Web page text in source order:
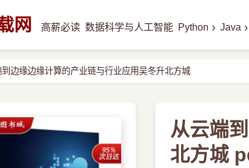
网 高薪必读 数据科学与人工智能 Python › Java ›
到边缘边缘计算的产业链与行业应用吴冬升北方城
从云端
北方城